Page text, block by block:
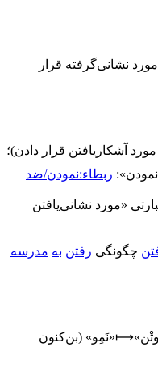
مورد نشانی‌گرفته قرار
مورد آشکاریافتن قرار دادن)؛
ربطاء:نمودن/ضد
«مورد نشانی‌یافتن
چگونگی رفتن به مدرسه
⟼«نَمِو» (بن‌کنون